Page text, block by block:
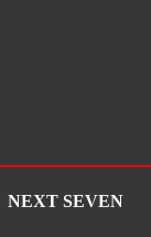
NEXT SEVEN